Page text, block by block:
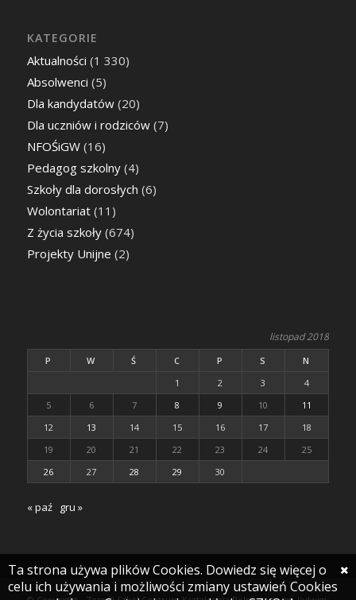
KATEGORIE
Aktualności (1 330)
Absolwenci (5)
Dla kandydatów(20)
Dla uczniów i rodziców(7)
NFOŚiGW(16)
Pedagog szkolny(4)
Szkoły dla dorosłych (6)
Wolontariat(11)
Z życia szkoły(674)
Projekty Unijne (2)
listopad 2018
P W Ś C P S
N
1
2 3
4
5
6 7 8 9 10
11
12
13 14 15 16 17
18
19
20 21 22 23 24
25
26
27 28 29 30
« paź gru »
Ta strona używa plików Cookies. Dowiedz się więcej o
celu ich używania i możliwości zmiany ustawień Cookies